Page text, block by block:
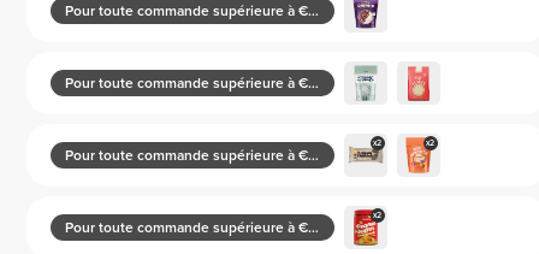
Pour toute commande supérieure à €50
Pour toute commande supérieure à €70
Pour toute commande supérieure à €100
x2 x2
Pour toute commande supérieure à €130
x2